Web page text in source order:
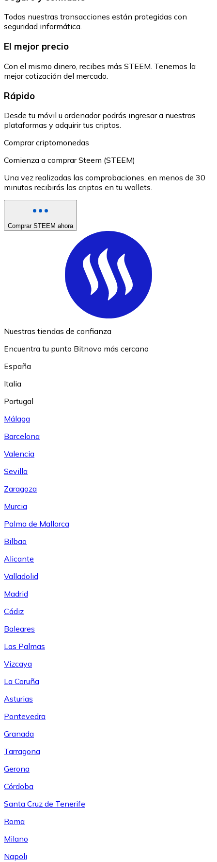
Todas nuestras transacciones están protegidas con
seguridad informática.
El mejor precio
Con el mismo dinero, recibes más STEEM. Tenemos la
mejor cotización del mercado.
Rápido
Desde tu móvil u ordenador podrás ingresar a nuestras
plataformas y adquirir tus criptos.
Comprar criptomonedas
Comienza a comprar Steem (STEEM)
Una vez realizadas las comprobaciones, en menos de 30
minutos recibirás las criptos en tu wallets.
Comprar STEEM ahora
Nuestras tiendas de confianza
Encuentra tu punto Bitnovo más cercano
España
Italia
Portugal
Málaga
Barcelona
Valencia
Sevilla
Zaragoza
Murcia
Palma de Mallorca
Bilbao
Alicante
Valladolid
Madrid
Cádiz
Baleares
Las Palmas
Vizcaya
La Coruña
Asturias
Pontevedra
Granada
Tarragona
Gerona
Córdoba
Santa Cruz de Tenerife
Roma
Milano
Napoli